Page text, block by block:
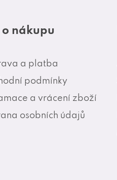
o nákupu
a platba
podmínky
a vrácení zboží
osobních údajů